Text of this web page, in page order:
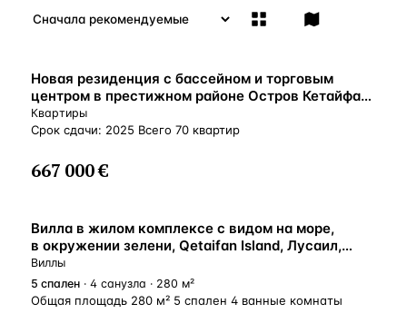
Новая резиденция с бассейном и торговым
центром в престижном районе Остров Кетайфан,
Катар
Квартиры
Срок сдачи: 2025 Всего 70 квартир
667 000 €
Вилла в жилом комплексе с видом на море,
в окружении зелени, Qetaifan Island, Лусаил,
Катар
Виллы
5 спален · 4 санузла · 280 м²
Общая площадь 280 м² 5 спален 4 ванные комнаты